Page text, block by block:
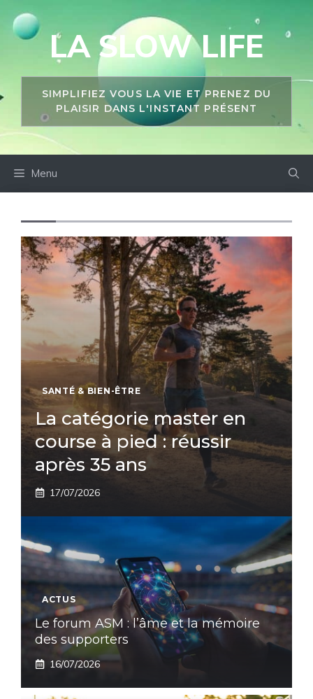
LA SLOW LIFE
SIMPLIFIEZ VOUS LA VIE ET PRENEZ DU
PLAISIR DANS L'INSTANT PRÉSENT
Menu
SANTÉ & BIEN-ÊTRE
La catégorie master en
course à pied : réussir
après 35 ans
17/07/2026
ACTUS
Le forum ASM : l’âme et la mémoire
des supporters
16/07/2026